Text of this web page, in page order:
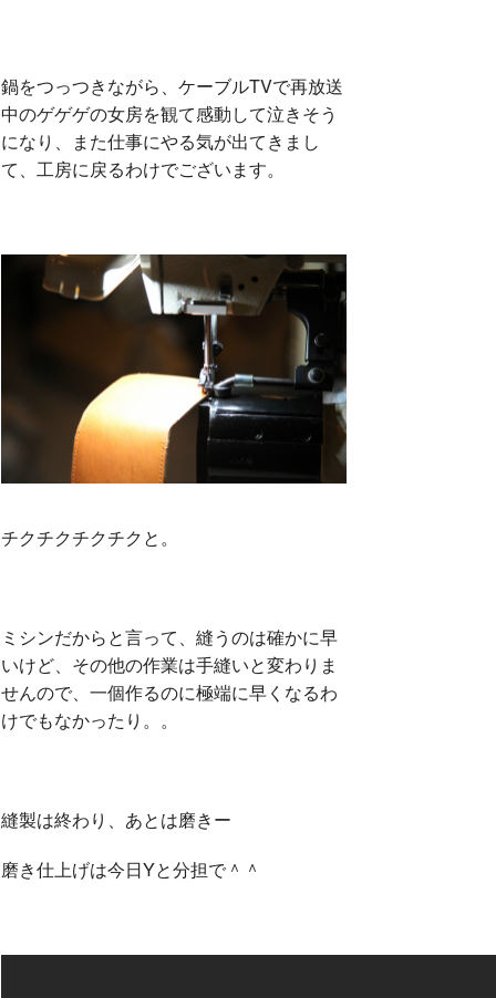
鍋をつっつきながら、ケーブルTVで再放送
中のゲゲゲの女房を観て感動して泣きそう
になり、また仕事にやる気が出てきまし
て、工房に戻るわけでございます。
チクチクチクチクと。
ミシンだからと言って、縫うのは確かに早
いけど、その他の作業は手縫いと変わりま
せんので、一個作るのに極端に早くなるわ
けでもなかったり。。
縫製は終わり、あとは磨きー
磨き仕上げは今日Yと分担で＾＾